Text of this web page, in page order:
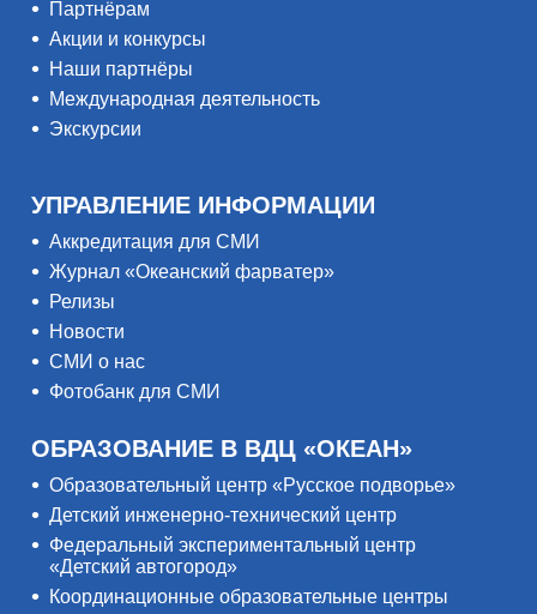
Партнёрам
Акции и конкурсы
Наши партнёры
Международная деятельность
Экскурсии
УПРАВЛЕНИЕ ИНФОРМАЦИИ
Аккредитация для СМИ
Журнал «Океанский фарватер»
Релизы
Новости
СМИ о нас
Фотобанк для СМИ
ОБРАЗОВАНИЕ В ВДЦ «ОКЕАН»
Образовательный центр «Русское подворье»
Детский инженерно-технический центр
Федеральный экспериментальный центр
«Детский автогород»
Координационные образовательные центры